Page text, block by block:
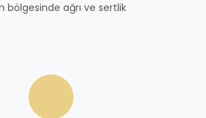
bölgesinde ağrı ve sertlik